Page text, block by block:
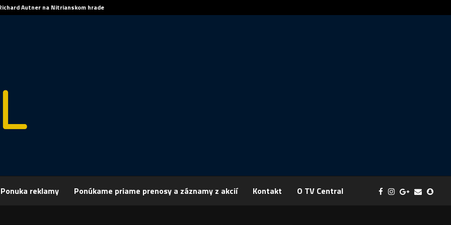
Autner na Nitrianskom hrade
Ponuka reklamy Ponúkame priame prenosy a záznamy z akcií Kontakt O TV Central